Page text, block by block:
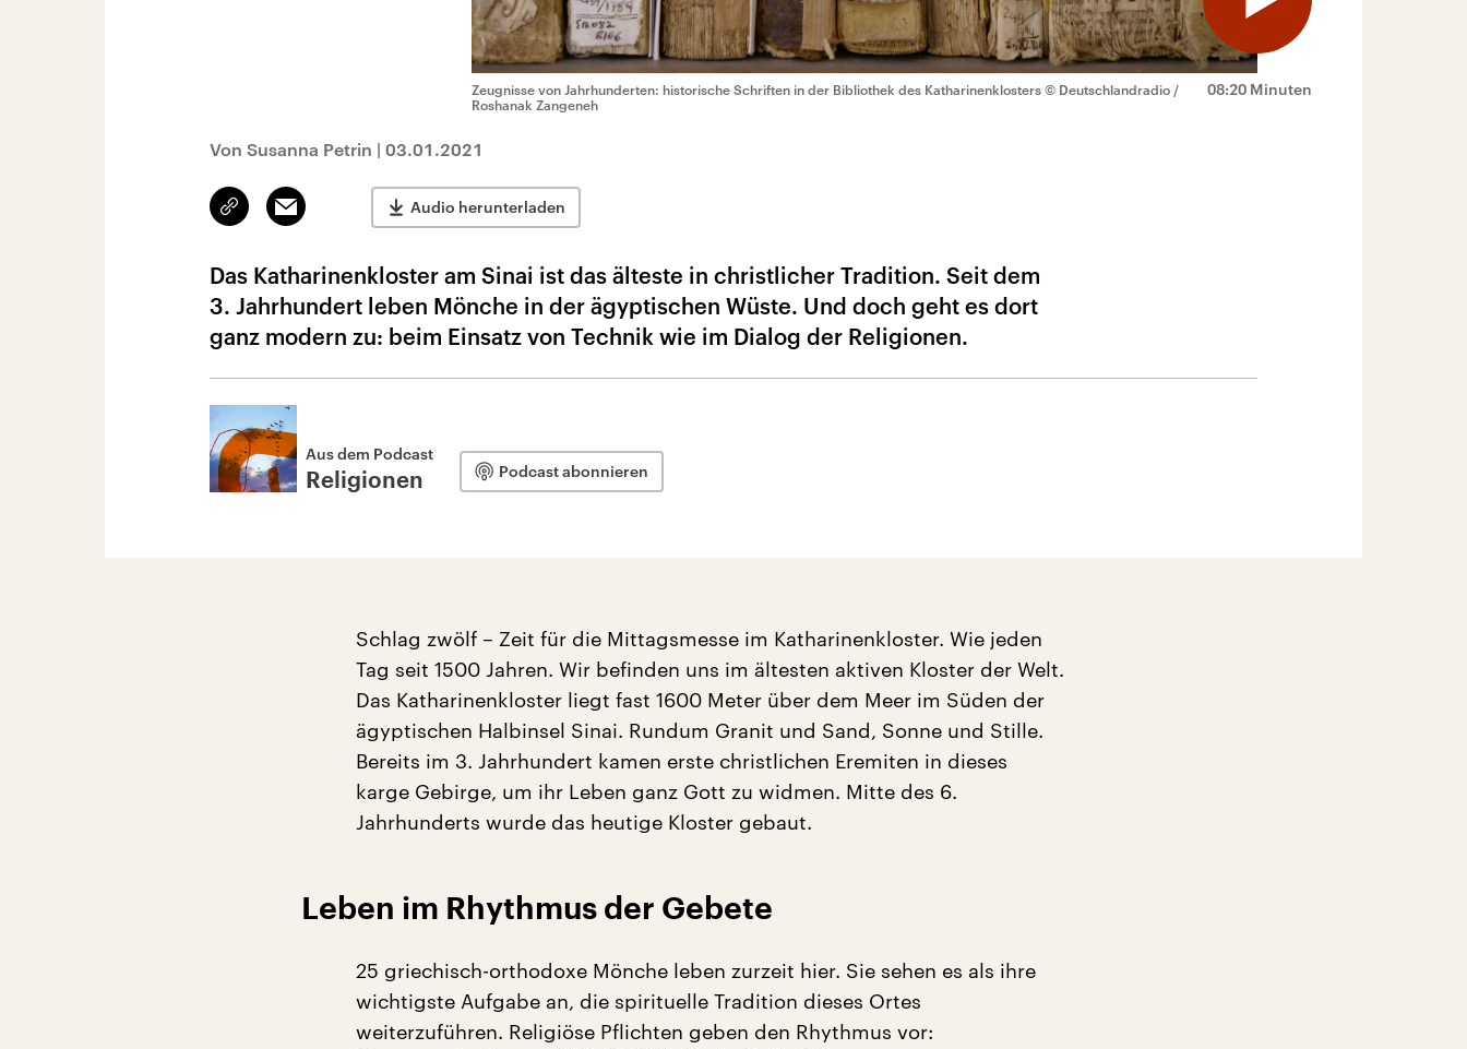
08:20 Minuten
Zeugnisse von Jahrhunderten: historische Schriften in der Bibliothek des Katharinenklosters © Deutschlandradio /
Roshanak Zangeneh
Von Susanna Petrin | 03.01.2021
Link
kopieren/teilen
Email Audio herunterladen
Das Katharinenkloster am Sinai ist das älteste in christlicher Tradition. Seit dem
3. Jahrhundert leben Mönche in der ägyptischen Wüste. Und doch geht es dort
ganz modern zu: beim Einsatz von Technik wie im Dialog der Religionen.
Aus dem Podcast
Religionen Podcast abonnieren
Schlag zwölf – Zeit für die Mittagsmesse im Katharinenkloster. Wie jeden
Tag seit 1500 Jahren. Wir befinden uns im ältesten aktiven Kloster der Welt.
Das Katharinenkloster liegt fast 1600 Meter über dem Meer im Süden der
ägyptischen Halbinsel Sinai. Rundum Granit und Sand, Sonne und Stille.
Bereits im 3. Jahrhundert kamen erste christlichen Eremiten in dieses
karge Gebirge, um ihr Leben ganz Gott zu widmen. Mitte des 6.
Jahrhunderts wurde das heutige Kloster gebaut.
Leben im Rhythmus der Gebete
25 griechisch-orthodoxe Mönche leben zurzeit hier. Sie sehen es als ihre
wichtigste Aufgabe an, die spirituelle Tradition dieses Ortes
weiterzuführen. Religiöse Pflichten geben den Rhythmus vor: